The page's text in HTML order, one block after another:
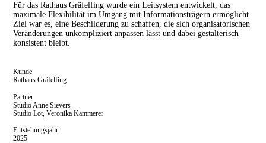
Für das Rathaus Gräfelfing wurde ein Leitsystem entwickelt, das
maximale Flexibilität im Umgang mit Informationsträgern ermöglicht.
Ziel war es, eine Beschilderung zu schaffen, die sich organisatorischen
Veränderungen unkompliziert anpassen lässt und dabei gestalterisch
konsistent bleibt.
Kunde
Rathaus Gräfelfing
Partner
Studio Anne Sievers
Studio Lot, Veronika Kammerer
Entstehungsjahr
2025